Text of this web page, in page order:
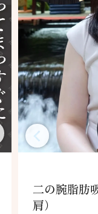
二の腕脂肪
肩）